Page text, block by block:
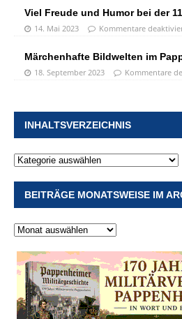
Viel Freude und Humor bei der
14. Mai 2023 Kommentare
Märchenhafte Bildwelten im
18. September 2023 Kommentare
INHALTSVERZEICHNIS
BEITRÄGE MONATSWEISE IM